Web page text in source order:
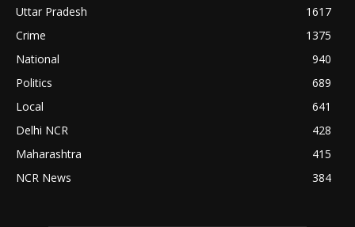
Uttar Pradesh
1617
Crime
1375
National
940
Politics
689
Local
641
Delhi NCR
428
Maharashtra
415
NCR News
384